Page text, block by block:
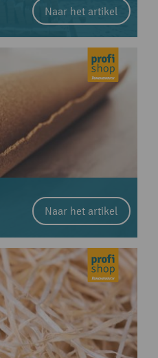
Naar het artikel
Naar het artikel